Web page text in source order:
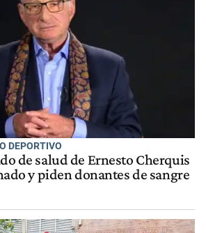
DEPORTIVO
de salud de Ernesto Cherquis
y piden donantes de sangre